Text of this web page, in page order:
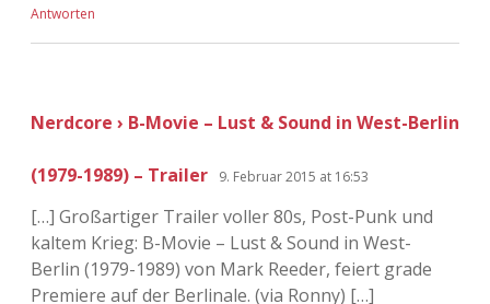
Antworten
Nerdcore › B-Movie – Lust & Sound in West-Berlin
(1979-1989) – Trailer 9. Februar 2015 at 16:53
[…] Großartiger Trailer voller 80s, Post-Punk und
kaltem Krieg: B-Movie – Lust & Sound in West-
Berlin (1979-1989) von Mark Reeder, feiert grade
Premiere auf der Berlinale. (via Ronny) […]